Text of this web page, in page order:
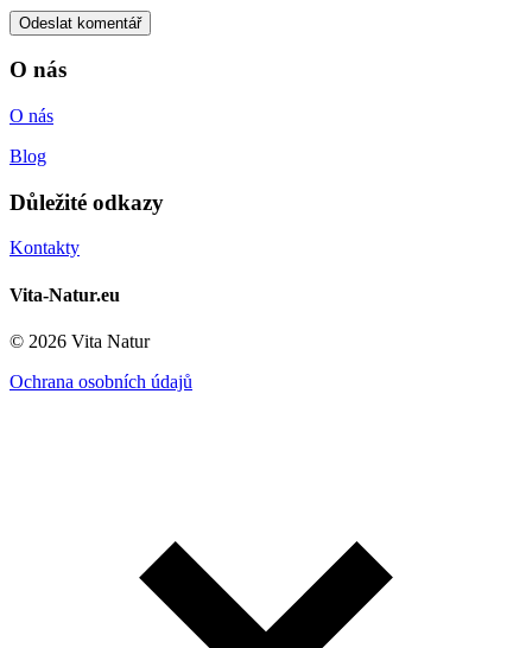
O nás
O nás
Blog
Důležité odkazy
Kontakty
Vita-Natur.eu
© 2026 Vita Natur
Ochrana osobních údajů